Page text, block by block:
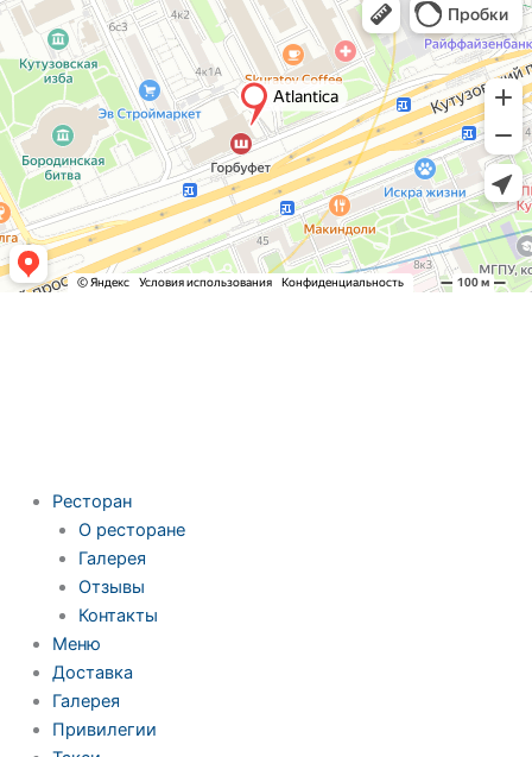
Ресторан
О ресторане
Галерея
Отзывы
Контакты
Меню
Доставка
Галерея
Привилегии